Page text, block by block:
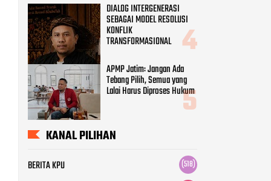
DIALOG INTERGENERASI
SEBAGAI MODEL RESOLUSI
KONFLIK
TRANSFORMASIONAL
APMP Jatim: Jangan Ada
Tebang Pilih, Semua yang
Lalai Harus Diproses Hukum
KANAL PILIHAN
BERITA KPU (518)